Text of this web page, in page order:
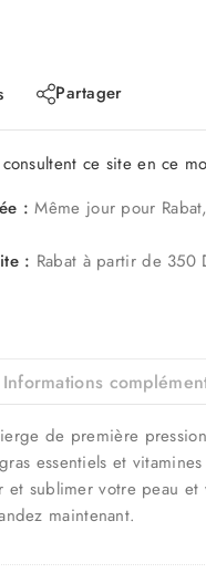
Partager
ce site en ce
: Même jour pour
: Rabat à partir de 350
Informations
de première
essentiels et
et sublimer votre peau et
maintenant.